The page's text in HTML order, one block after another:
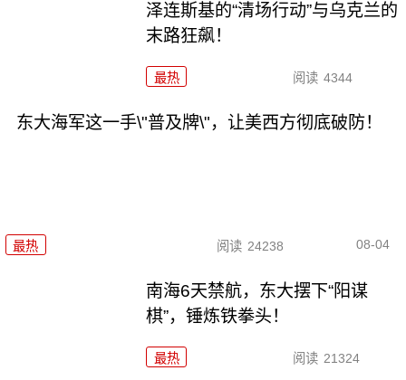
泽连斯基的“清场行动”与乌克兰的
末路狂飙！
最热 阅读 4344
东大海军这一手\"普及牌\"，让美西方彻底破防！
最热 阅读 24238 08-04
南海6天禁航，东大摆下“阳谋
棋”，锤炼铁拳头！
最热 阅读 21324